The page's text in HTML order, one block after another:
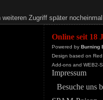
Zugriff später
Online seit 18
Powered by Burning
Design based on
Add-ons and WEB2-
Impressum
Besuche uns